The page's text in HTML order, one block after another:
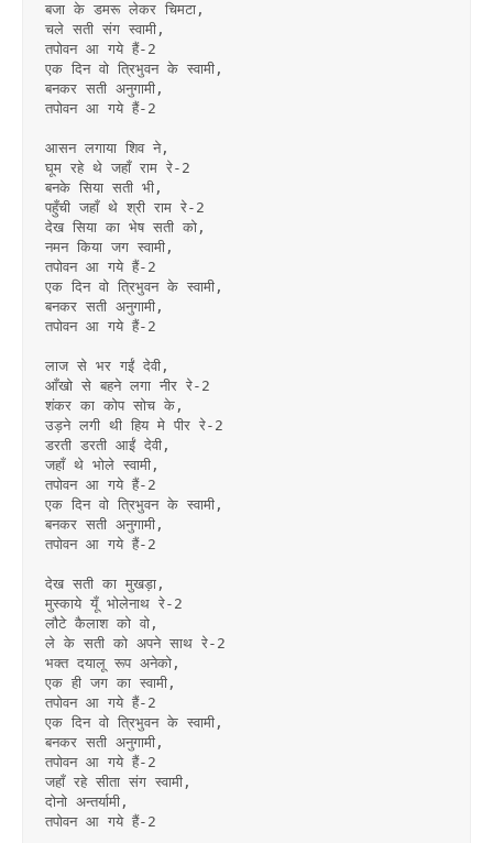
बजा के डमरू लेकर चिमटा,
चले सती संग स्वामी,
तपोवन आ गये हैं-2
एक दिन वो त्रिभुवन के स्वामी,
बनकर सती अनुगामी,
तपोवन आ गये हैं-2
आसन लगाया शिव ने,
घूम रहे थे जहाँ राम रे-2
बनके सिया सती भी,
पहुँची जहाँ थे श्री राम रे-2
देख सिया का भेष सती को,
नमन किया जग स्वामी,
तपोवन आ गये हैं-2
एक दिन वो त्रिभुवन के स्वामी,
बनकर सती अनुगामी,
तपोवन आ गये हैं-2
लाज से भर गईं देवी,
आँखो से बहने लगा नीर रे-2
शंकर का कोप सोच के,
उड़ने लगी थी हिय मे पीर रे-2
डरती डरती आईं देवी,
जहाँ थे भोले स्वामी,
तपोवन आ गये हैं-2
एक दिन वो त्रिभुवन के स्वामी,
बनकर सती अनुगामी,
तपोवन आ गये हैं-2
देख सती का मुखड़ा,
मुस्काये यूँ भोलेनाथ रे-2
लौटे कैलाश को वो,
ले के सती को अपने साथ रे-2
भक्त दयालू रूप अनेको,
एक ही जग का स्वामी,
तपोवन आ गये हैं-2
एक दिन वो त्रिभुवन के स्वामी,
बनकर सती अनुगामी,
तपोवन आ गये हैं-2
जहाँ रहे सीता संग स्वामी,
दोनो अन्तर्यामी,
तपोवन आ गये हैं-2